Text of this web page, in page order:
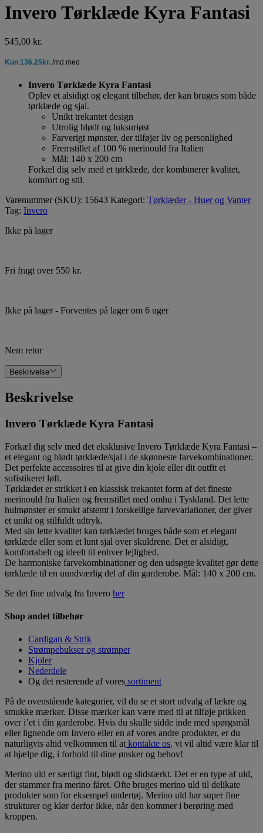
Invero Tørklæde Kyra Fantasi
545,00 kr.
Invero Tørklæde Kyra Fantasi
Oplev et alsidigt og elegant tilbehør, der kan bruges som både
tørklæde og sjal.
Unikt trekantet design
Utrolig blødt og luksuriøst
Farverigt mønster, der tilføjer liv og personlighed
Fremstillet af 100 % merinould fra Italien
Mål: 140 x 200 cm
Forkæl dig selv med et tørklæde, der kombinerer kvalitet,
komfort og stil.
Varenummer (SKU): 15643 Kategori: Tørklæder - Huer og Vanter
Tag: Invero
Ikke på lager
Fri fragt over 550 kr.
Ikke på lager - Forventes på lager om 6 uger
Nem retur
Beskrivelse
Beskrivelse
Invero Tørklæde Kyra Fantasi
Forkæl dig selv med det eksklusive Invero Tørklæde Kyra Fantasi –
et elegant og blødt tørklæde/sjal i de skønneste farvekombinationer.
Det perfekte accessoires til at give din kjole eller dit outfit et
sofistikeret løft.
Tørklædet er strikket i en klassisk trekantet form af det fineste
merinould fra Italien og fremstillet med omhu i Tyskland. Det lette
hulmønster er smukt afstemt i forskellige farvevariationer, der giver
et unikt og stilfuldt udtryk.
Med sin lette kvalitet kan tørklædet bruges både som et elegant
tørklæde eller som et lunt sjal over skuldrene. Det er alsidigt,
komfortabelt og ideelt til enhver lejlighed.
De harmoniske farvekombinationer og den udsøgte kvalitet gør dette
tørklæde til en uundværlig del af din garderobe. Mål: 140 x 200 cm.
Se det fine udvalg fra Invero her
Shop andet tilbehør
Cardigan & Strik
Strømpebukser og strømper
Kjoler
Nederdele
Og det resterende af vores sortiment
På de ovenstående kategorier, vil du se et stort udvalg af lækre og
smukke mærker. Disse mærker kan være med til at tilføje prikken
over i’et i din garderobe. Hvis du skulle sidde inde med spørgsmål
eller lignende om Invero eller en af vores andre produkter, er du
naturligvis altid velkommen til at kontakte os, vi vil altid være klar til
at hjælpe dig, i forhold til dine ønsker og behov!
Merino uld er særligt fint, blødt og slidstærkt. Det er en type af uld,
der stammer fra merino fåret. Ofte bruges merino uld til delikate
produkter som for eksempel undertøj. Merino uld har super fine
strukturer og klør derfor ikke, når den kommer i berøring med
kroppen.